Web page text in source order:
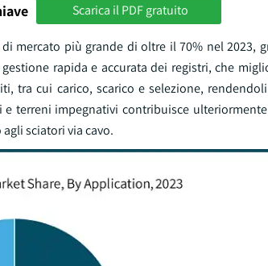
Scarica il PDF gratuito
più grande di oltre il 70% nel 2023,
rapida e accurata dei registri, che
tra cui carico, scarico e selezione,
terreni impegnativi contribuisce
sciatori via cavo.